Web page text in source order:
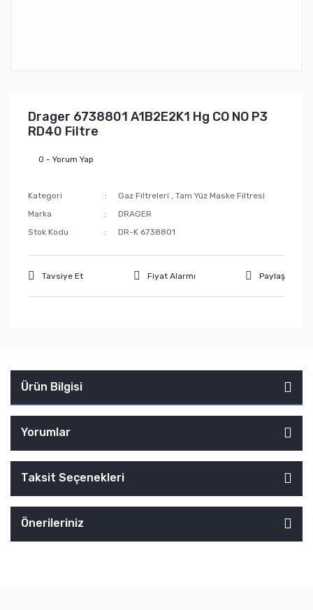
Drager 6738801 A1B2E2K1 Hg CO NO P3
RD40 Filtre
0 - Yorum Yap
Kategori Gaz Filtreleri ,Tam Yüz Maske Filtresi
Marka
DRAGER
Stok Kodu
DR-K 6738801
Tavsiye Et Fiyat Alarmı Paylaş
Ürün Bilgisi
Yorumlar
Taksit Seçenekleri
Önerileriniz